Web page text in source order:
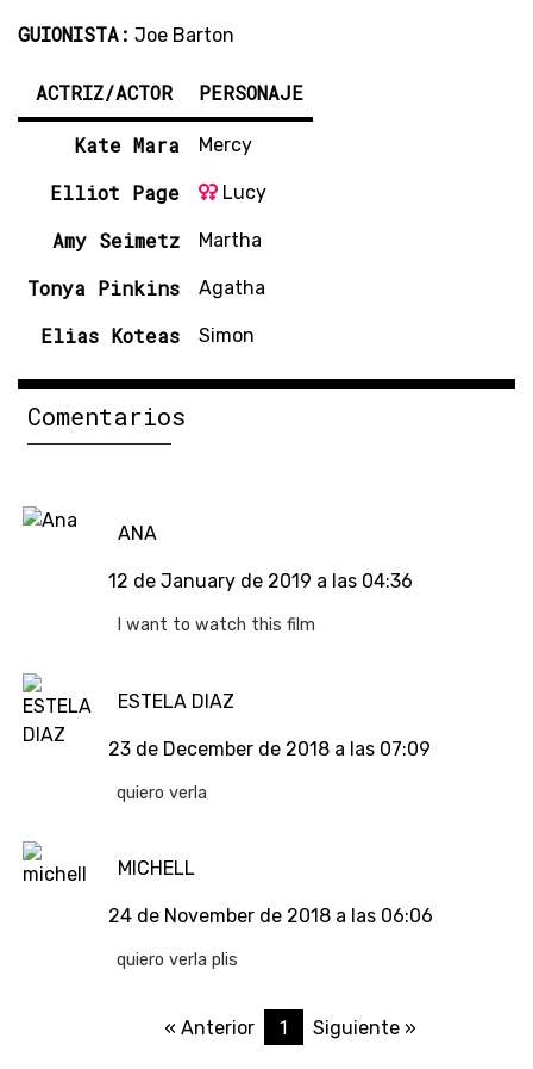
GUIONISTA: Joe Barton
ACTRIZ/ACTOR PERSONAJE
Kate Mara Mercy
Elliot Page Lucy
Amy Seimetz Martha
Tonya Pinkins Agatha
Elias Koteas Simon
Comentarios
ANA
12 de January de 2019 a las 04:36
I want to watch this film
ESTELA DIAZ
23 de December de 2018 a las 07:09
quiero verla
MICHELL
24 de November de 2018 a las 06:06
quiero verla plis
« Anterior 1 Siguiente »